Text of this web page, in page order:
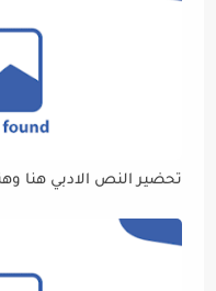
تحضير النص الادبي هنا